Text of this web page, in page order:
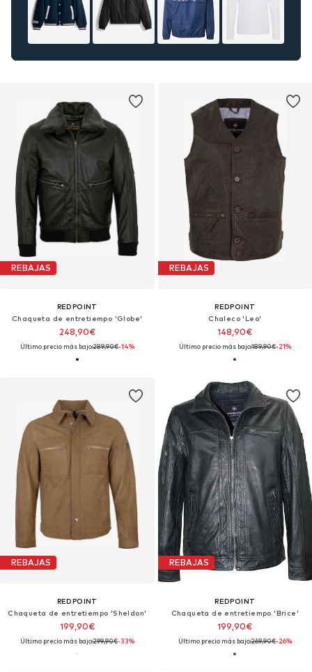
REBAJAS
REDPOINT
Chaqueta de entretiempo 'Globe'
248,90€
Último precio más bajo:289,90€-14%
REBAJAS
REDPOINT
Chaleco 'Leo'
148,90€
Último precio más bajo:189,90€-21%
REBAJAS
REDPOINT
Chaqueta de entretiempo 'Sheldon'
199,90€
Último precio más bajo:299,90€-33%
REBAJAS
REDPOINT
Chaqueta de entretiempo 'Brice'
199,90€
Último precio más bajo:269,90€-26%